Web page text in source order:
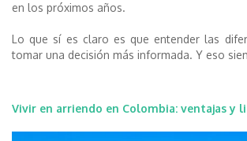
en los próximos años.
Lo que sí es claro es que entender las
tomar una decisión más informada. Y eso
Vivir en arriendo en Colombia: ventajas y